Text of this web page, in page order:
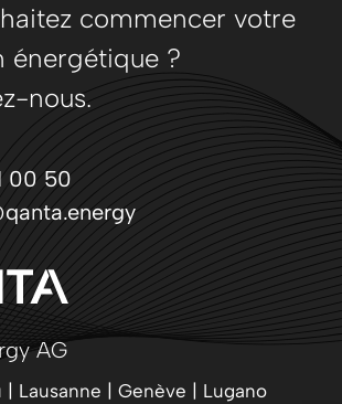
commencer votre
énergétique ?
nous.
00 50
AG
| Lausanne | Genève | Lugano